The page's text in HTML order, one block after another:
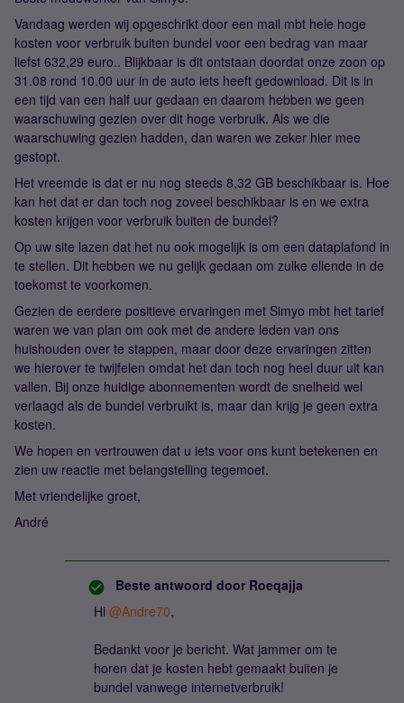
Vandaag werden wij opgeschrikt door een mail mbt hele hoge
kosten voor verbruik buiten bundel voor een bedrag van maar
liefst 632,29 euro.. Blijkbaar is dit ontstaan doordat onze zoon op
31.08 rond 10.00 uur in de auto iets heeft gedownload. Dit is in
een tijd van een half uur gedaan en daarom hebben we geen
waarschuwing gezien over dit hoge verbruik. Als we die
waarschuwing gezien hadden, dan waren we zeker hier mee
gestopt.
Het vreemde is dat er nu nog steeds 8,32 GB beschikbaar is. Hoe
kan het dat er dan toch nog zoveel beschikbaar is en we extra
kosten krijgen voor verbruik buiten de bundel?
Op uw site lazen dat het nu ook mogelijk is om een dataplafond in
te stellen. Dit hebben we nu gelijk gedaan om zulke ellende in de
toekomst te voorkomen.
Gezien de eerdere positieve ervaringen met Simyo mbt het tarief
waren we van plan om ook met de andere leden van ons
huishouden over te stappen, maar door deze ervaringen zitten
we hierover te twijfelen omdat het dan toch nog heel duur uit kan
vallen. Bij onze huidige abonnementen wordt de snelheid wel
verlaagd als de bundel verbruikt is, maar dan krijg je geen extra
kosten.
We hopen en vertrouwen dat u iets voor ons kunt betekenen en
zien uw reactie met belangstelling tegemoet.
Met vriendelijke groet,
André
Beste antwoord door Roeqajja
Hi @Andre70,
Bedankt voor je bericht. Wat jammer om te
horen dat je kosten hebt gemaakt buiten je
bundel vanwege internetverbruik!